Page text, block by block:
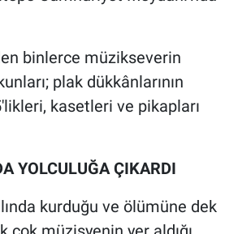
binlerce müzikseverin
plak dükkânlarının
kasetleri ve pikapları
YOLCULUĞA ÇIKARDI
kurduğu ve ölümüne dek